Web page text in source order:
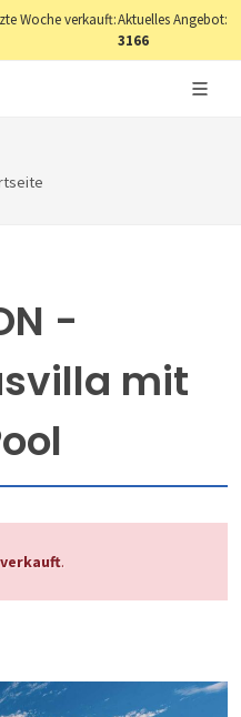
Woche verkauft:Aktuelles Angebot:
3166
-
mit
.